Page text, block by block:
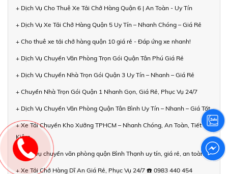
+ Dịch Vụ Cho Thuê Xe Tải Chở Hàng Quận 6 | An Toàn - Uy Tín
+ Dịch Vụ Xe Tải Chở Hàng Quận 5 Uy Tín – Nhanh Chóng – Giá Rẻ
+ Cho thuê xe tải chở hàng quận 10 giá rẻ - Đáp ứng xe nhanh!
+ Dịch Vụ Chuyển Văn Phòng Trọn Gói Quận Tân Phú Giá Rẻ
+ Dịch Vụ Chuyển Nhà Trọn Gói Quận 3 Uy Tín – Nhanh – Giá Rẻ
+ Chuyển Nhà Trọn Gói Quận 1 Nhanh Gọn, Giá Rẻ, Phục Vụ 24/7
+ Dịch Vụ Chuyển Văn Phòng Quận Tân Bình Uy Tín – Nhanh – Giá Tốt
+ Xe Tải Chuyển Kho Xưởng TPHCM – Nhanh Chóng, An Toàn, Tiết
Kiệm
+ Dịch vụ chuyển văn phòng quận Bình Thạnh uy tín, giá rẻ, an toàn
+ Xe Tải Chở Hàng Dĩ An Giá Rẻ, Phục Vụ 24/7 ☎️ 0983 440 454